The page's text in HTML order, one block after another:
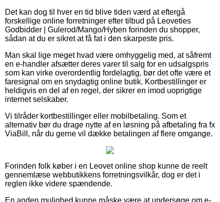
Det kan dog til hver en tid blive tiden værd at eftergå
forskellige online forretninger efter tilbud på Leoveties
Godbidder | Gulerod/Mango/Hyben forinden du shopper,
sådan at du er sikret at få fat i den skarpeste pris.
Man skal lige meget hvad være omhyggelig med, at såfremt
en e-handler afsætter deres varer til salg for en udsalgspris
som kan virke overordentlig fordelagtig, bør det ofte være et
faresignal om en snydagtig online butik. Kortbestillinger er
heldigvis en del af en regel, der sikrer en imod uoprigtige
internet selskaber.
Vi tilråder kortbestillinger eller mobilbetaling. Som et
alternativ bør du drage nytte af en løsning på afbetaling fra fx
ViaBill, når du gerne vil dække betalingen af flere omgange.
Forinden folk køber i en Leovet online shop kunne de reelt
gennemlæse webbutikkens forretningsvilkår, dog er det i
reglen ikke videre spændende.
En anden mulighed kunne måske være at undersøge om e-